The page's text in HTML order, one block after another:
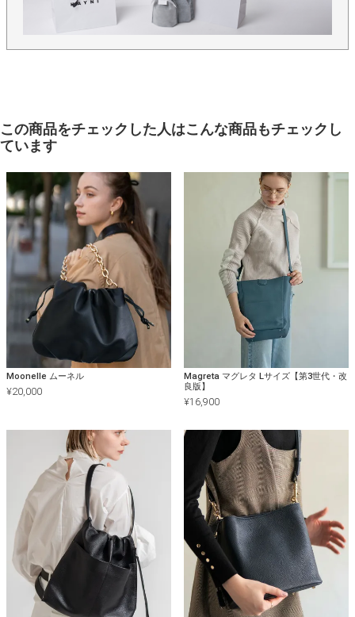
この商品をチェックした人はこんな商品もチェックし
ています
Moonelle ムーネル
¥20,000
Magreta マグレタ Lサイズ【第3世代・改
良版】
¥16,900